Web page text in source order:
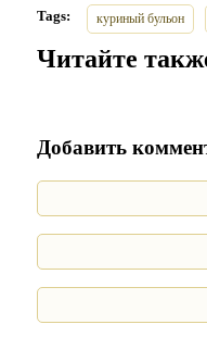
Tags: куриный бульон
Читайте
Добавить